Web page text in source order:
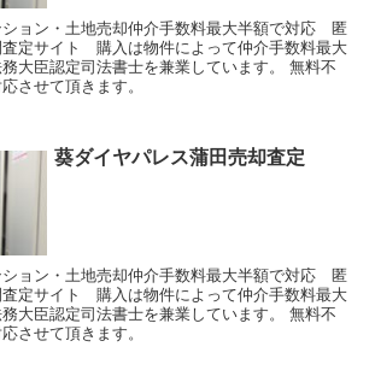
ション・土地売却仲介手数料最大半額で対応 匿
定サイト 購入は物件によって仲介手数料最大
大臣認定司法書士を兼業しています。 無料不
させて頂きます。
葵ダイヤパレス蒲田売却査定
ション・土地売却仲介手数料最大半額で対応 匿
定サイト 購入は物件によって仲介手数料最大
大臣認定司法書士を兼業しています。 無料不
させて頂きます。